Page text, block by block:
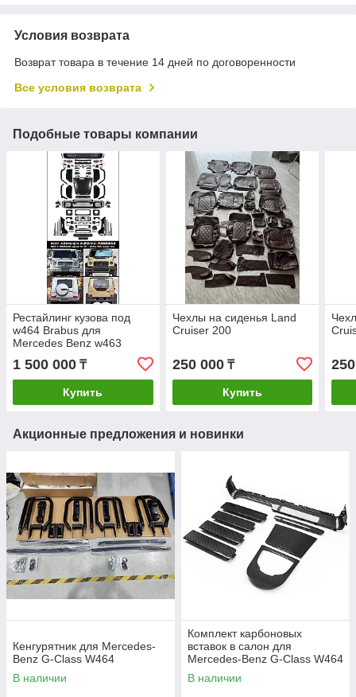
Условия возврата
Возврат товара в течение 14 дней по договоренности
Все условия возврата
Подобные товары компании
Рестайлинг кузова под
w464 Brabus для
Mercedes Benz w463
1 500 000 ₸
Купить
Чехлы на сиденья Land
Cruiser 200
250 000₸
Купить
Акционные предложения и новинки
Кенгурятник для Mercedes-
Benz G-Class W464
В наличии
Комплект карбоновых
вставок в салон для
Mercedes-Benz G-Class W464
В наличии